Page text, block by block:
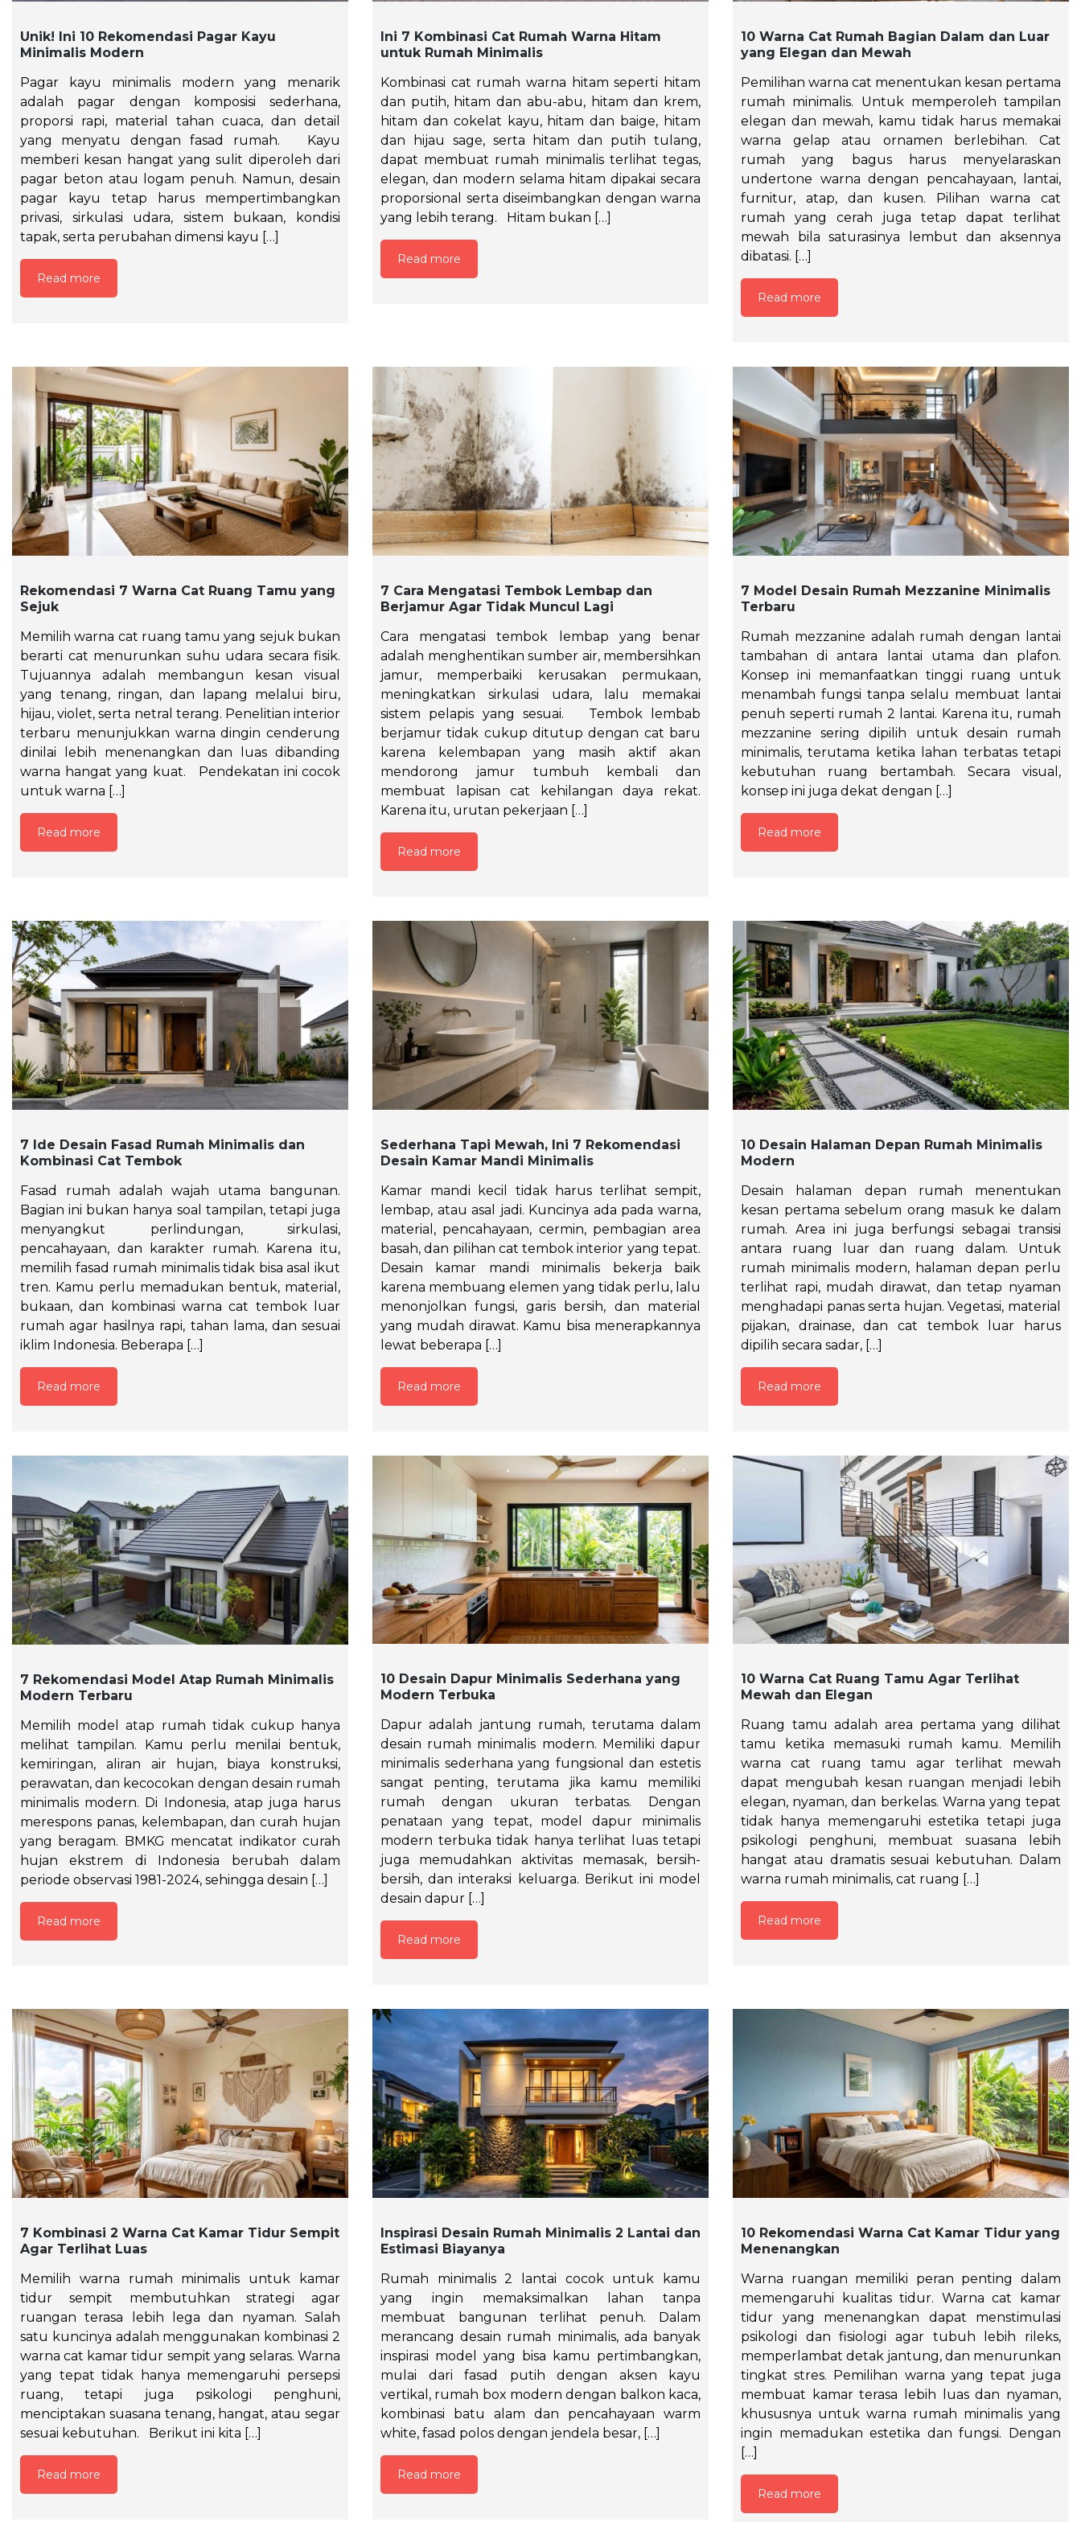
Unik! Ini 10 Rekomendasi Pagar Kayu
Minimalis Modern
Pagar kayu minimalis modern yang menarik
adalah pagar dengan komposisi sederhana,
proporsi rapi, material tahan cuaca, dan detail
yang menyatu dengan fasad rumah. Kayu
memberi kesan hangat yang sulit diperoleh dari
pagar beton atau logam penuh. Namun, desain
pagar kayu tetap harus mempertimbangkan
privasi, sirkulasi udara, sistem bukaan, kondisi
tapak, serta perubahan dimensi kayu […]
Read more
Ini 7 Kombinasi Cat Rumah Warna Hitam
untuk Rumah Minimalis
Kombinasi cat rumah warna hitam seperti hitam
dan putih, hitam dan abu-abu, hitam dan krem,
hitam dan cokelat kayu, hitam dan baige, hitam
dan hijau sage, serta hitam dan putih tulang,
dapat membuat rumah minimalis terlihat tegas,
elegan, dan modern selama hitam dipakai secara
proporsional serta diseimbangkan dengan warna
yang lebih terang. Hitam bukan […]
Read more
10 Warna Cat Rumah Bagian Dalam dan Luar
yang Elegan dan Mewah
Pemilihan warna cat menentukan kesan pertama
rumah minimalis. Untuk memperoleh tampilan
elegan dan mewah, kamu tidak harus memakai
warna gelap atau ornamen berlebihan. Cat
rumah yang bagus harus menyelaraskan
undertone warna dengan pencahayaan, lantai,
furnitur, atap, dan kusen. Pilihan warna cat
rumah yang cerah juga tetap dapat terlihat
mewah bila saturasinya lembut dan aksennya
dibatasi. […]
Read more
Rekomendasi 7 Warna Cat Ruang Tamu yang
Sejuk
Memilih warna cat ruang tamu yang sejuk bukan
berarti cat menurunkan suhu udara secara fisik.
Tujuannya adalah membangun kesan visual
yang tenang, ringan, dan lapang melalui biru,
hijau, violet, serta netral terang. Penelitian interior
terbaru menunjukkan warna dingin cenderung
dinilai lebih menenangkan dan luas dibanding
warna hangat yang kuat. Pendekatan ini cocok
untuk warna […]
Read more
7 Cara Mengatasi Tembok Lembap dan
Berjamur Agar Tidak Muncul Lagi
Cara mengatasi tembok lembap yang benar
adalah menghentikan sumber air, membersihkan
jamur, memperbaiki kerusakan permukaan,
meningkatkan sirkulasi udara, lalu memakai
sistem pelapis yang sesuai. Tembok lembab
berjamur tidak cukup ditutup dengan cat baru
karena kelembapan yang masih aktif akan
mendorong jamur tumbuh kembali dan
membuat lapisan cat kehilangan daya rekat.
Karena itu, urutan pekerjaan […]
Read more
7 Model Desain Rumah Mezzanine Minimalis
Terbaru
Rumah mezzanine adalah rumah dengan lantai
tambahan di antara lantai utama dan plafon.
Konsep ini memanfaatkan tinggi ruang untuk
menambah fungsi tanpa selalu membuat lantai
penuh seperti rumah 2 lantai. Karena itu, rumah
mezzanine sering dipilih untuk desain rumah
minimalis, terutama ketika lahan terbatas tetapi
kebutuhan ruang bertambah. Secara visual,
konsep ini juga dekat dengan […]
Read more
7 Ide Desain Fasad Rumah Minimalis dan
Kombinasi Cat Tembok
Fasad rumah adalah wajah utama bangunan.
Bagian ini bukan hanya soal tampilan, tetapi juga
menyangkut perlindungan, sirkulasi,
pencahayaan, dan karakter rumah. Karena itu,
memilih fasad rumah minimalis tidak bisa asal ikut
tren. Kamu perlu memadukan bentuk, material,
bukaan, dan kombinasi warna cat tembok luar
rumah agar hasilnya rapi, tahan lama, dan sesuai
iklim Indonesia. Beberapa […]
Read more
Sederhana Tapi Mewah, Ini 7 Rekomendasi
Desain Kamar Mandi Minimalis
Kamar mandi kecil tidak harus terlihat sempit,
lembap, atau asal jadi. Kuncinya ada pada warna,
material, pencahayaan, cermin, pembagian area
basah, dan pilihan cat tembok interior yang tepat.
Desain kamar mandi minimalis bekerja baik
karena membuang elemen yang tidak perlu, lalu
menonjolkan fungsi, garis bersih, dan material
yang mudah dirawat. Kamu bisa menerapkannya
lewat beberapa […]
Read more
10 Desain Halaman Depan Rumah Minimalis
Modern
Desain halaman depan rumah menentukan
kesan pertama sebelum orang masuk ke dalam
rumah. Area ini juga berfungsi sebagai transisi
antara ruang luar dan ruang dalam. Untuk
rumah minimalis modern, halaman depan perlu
terlihat rapi, mudah dirawat, dan tetap nyaman
menghadapi panas serta hujan. Vegetasi, material
pijakan, drainase, dan cat tembok luar harus
dipilih secara sadar, […]
Read more
7 Rekomendasi Model Atap Rumah Minimalis
Modern Terbaru
Memilih model atap rumah tidak cukup hanya
melihat tampilan. Kamu perlu menilai bentuk,
kemiringan, aliran air hujan, biaya konstruksi,
perawatan, dan kecocokan dengan desain rumah
minimalis modern. Di Indonesia, atap juga harus
merespons panas, kelembapan, dan curah hujan
yang beragam. BMKG mencatat indikator curah
hujan ekstrem di Indonesia berubah dalam
periode observasi 1981-2024, sehingga desain […]
Read more
10 Desain Dapur Minimalis Sederhana yang
Modern Terbuka
Dapur adalah jantung rumah, terutama dalam
desain rumah minimalis modern. Memiliki dapur
minimalis sederhana yang fungsional dan estetis
sangat penting, terutama jika kamu memiliki
rumah dengan ukuran terbatas. Dengan
penataan yang tepat, model dapur minimalis
modern terbuka tidak hanya terlihat luas tetapi
juga memudahkan aktivitas memasak, bersih-
bersih, dan interaksi keluarga. Berikut ini model
desain dapur […]
Read more
10 Warna Cat Ruang Tamu Agar Terlihat
Mewah dan Elegan
Ruang tamu adalah area pertama yang dilihat
tamu ketika memasuki rumah kamu. Memilih
warna cat ruang tamu agar terlihat mewah
dapat mengubah kesan ruangan menjadi lebih
elegan, nyaman, dan berkelas. Warna yang tepat
tidak hanya memengaruhi estetika tetapi juga
psikologi penghuni, membuat suasana lebih
hangat atau dramatis sesuai kebutuhan. Dalam
warna rumah minimalis, cat ruang […]
Read more
7 Kombinasi 2 Warna Cat Kamar Tidur Sempit
Agar Terlihat Luas
Memilih warna rumah minimalis untuk kamar
tidur sempit membutuhkan strategi agar
ruangan terasa lebih lega dan nyaman. Salah
satu kuncinya adalah menggunakan kombinasi 2
warna cat kamar tidur sempit yang selaras. Warna
yang tepat tidak hanya memengaruhi persepsi
ruang, tetapi juga psikologi penghuni,
menciptakan suasana tenang, hangat, atau segar
sesuai kebutuhan. Berikut ini kita […]
Read more
Inspirasi Desain Rumah Minimalis 2 Lantai dan
Estimasi Biayanya
Rumah minimalis 2 lantai cocok untuk kamu
yang ingin memaksimalkan lahan tanpa
membuat bangunan terlihat penuh. Dalam
merancang desain rumah minimalis, ada banyak
inspirasi model yang bisa kamu pertimbangkan,
mulai dari fasad putih dengan aksen kayu
vertikal, rumah box modern dengan balkon kaca,
kombinasi batu alam dan pencahayaan warm
white, fasad polos dengan jendela besar, […]
Read more
10 Rekomendasi Warna Cat Kamar Tidur yang
Menenangkan
Warna ruangan memiliki peran penting dalam
memengaruhi kualitas tidur. Warna cat kamar
tidur yang menenangkan dapat menstimulasi
psikologi dan fisiologi agar tubuh lebih rileks,
memperlambat detak jantung, dan menurunkan
tingkat stres. Pemilihan warna yang tepat juga
membuat kamar terasa lebih luas dan nyaman,
khususnya untuk warna rumah minimalis yang
ingin memadukan estetika dan fungsi. Dengan
[…]
Read more